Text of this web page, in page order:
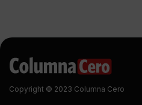
Copyright © 2023 Columna Cero